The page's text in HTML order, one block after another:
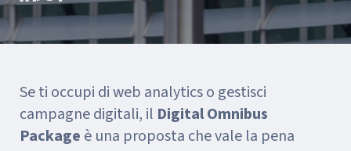
Se ti occupi di web analytics o gestisci
campagne digitali, il Digital Omnibus
Package è una proposta che vale la pena